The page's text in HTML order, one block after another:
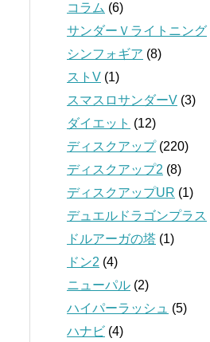
コラム (6)
サンダーＶライトニング
シンフォギア (8)
ストV (1)
スマスロサンダーV (3)
ダイエット (12)
ディスクアップ(220)
ディスクアップ2 (8)
ディスクアップUR (1)
デュエルドラゴンプラス
ドルアーガの塔 (1)
ドン2 (4)
ニューパル (2)
ハイパーラッシュ (5)
ハナビ (4)